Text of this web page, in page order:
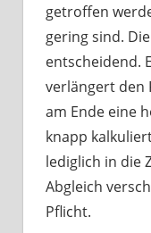
getroffen
gering sind.
entscheidend.
verlängert den
am Ende eine
knapp
lediglich in die
Abgleich
Pflicht.